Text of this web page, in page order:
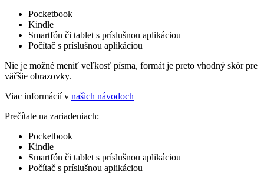
Pocketbook
Kindle
Smartfón či tablet s príslušnou aplikáciou
Počítač s príslušnou aplikáciou
Nie je možné meniť veľkosť písma, formát je preto vhodný skôr pre
väčšie obrazovky.
Viac informácií v našich návodoch
Prečítate na zariadeniach:
Pocketbook
Kindle
Smartfón či tablet s príslušnou aplikáciou
Počítač s príslušnou aplikáciou